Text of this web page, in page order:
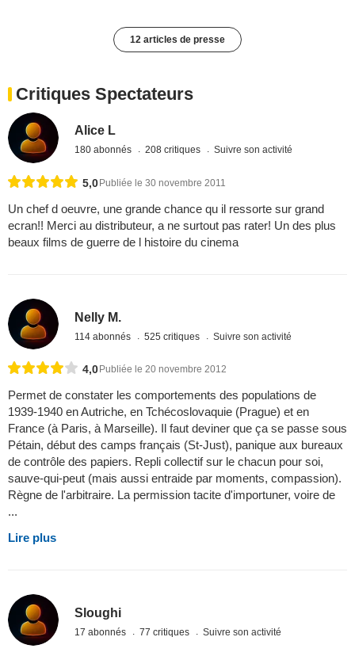
12 articles de presse
Critiques Spectateurs
Alice L
180 abonnés 208 critiques Suivre son activité
5,0 Publiée le 30 novembre 2011
Un chef d oeuvre, une grande chance qu il ressorte sur grand
ecran!! Merci au distributeur, a ne surtout pas rater! Un des plus
beaux films de guerre de l histoire du cinema
Nelly M.
114 abonnés 525 critiques Suivre son activité
4,0 Publiée le 20 novembre 2012
Permet de constater les comportements des populations de
1939-1940 en Autriche, en Tchécoslovaquie (Prague) et en
France (à Paris, à Marseille). Il faut deviner que ça se passe sous
Pétain, début des camps français (St-Just), panique aux bureaux
de contrôle des papiers. Repli collectif sur le chacun pour soi,
sauve-qui-peut (mais aussi entraide par moments, compassion).
Règne de l'arbitraire. La permission tacite d'importuner, voire de
...
Lire plus
Sloughi
17 abonnés 77 critiques Suivre son activité